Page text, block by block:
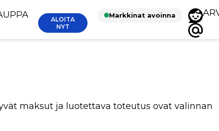
ALOITA
NYT
Markkinat avoinna
maksut ja luotettava toteutus ovat valinnan